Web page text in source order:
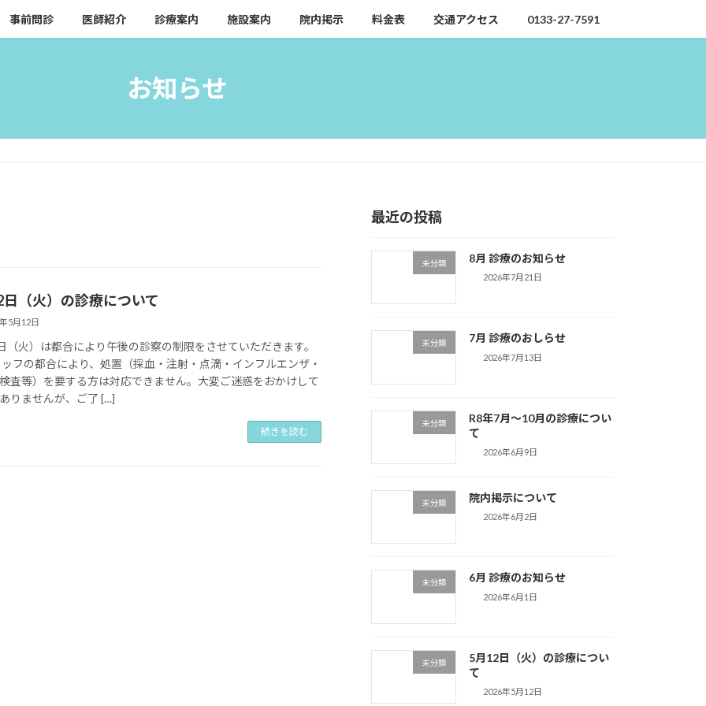
事前問診 医師紹介 診療案内 施設案内 院内掲示 料金表 交通アクセス 0133-27-7591
お知らせ
（火）の診療について
5月12日
（火）は都合により午後の診察の制限をさせていただきます。
フの都合により、処置（採血・注射・点滴・インフルエンザ・
査等）を要する方は対応できません。大変ご迷惑をおかけして
りませんが、ご了 […]
続きを読む
最近の投稿
未分類 8月 診療のお知らせ
2026年7月21日
未分類 7月 診療のおしらせ
2026年7月13日
未分類
R8年7月〜10月の診療につい
て
2026年6月9日
未分類 院内掲示について
2026年6月2日
未分類 6月 診療のお知らせ
2026年6月1日
未分類
5月12日（火）の診療につい
て
2026年5月12日